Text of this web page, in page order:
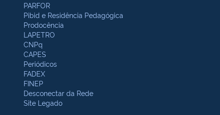
PARFOR
Pibid e Residência Pedagógica
Prodocência
LAPETRO
CNPq
CAPES
Periódicos
FADEX
FINEP
Desconectar da Rede
Site Legado